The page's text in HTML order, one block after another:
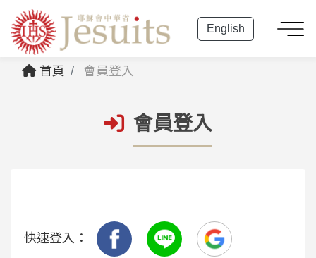
English
首頁 會員登入
會員登入
快速登入：